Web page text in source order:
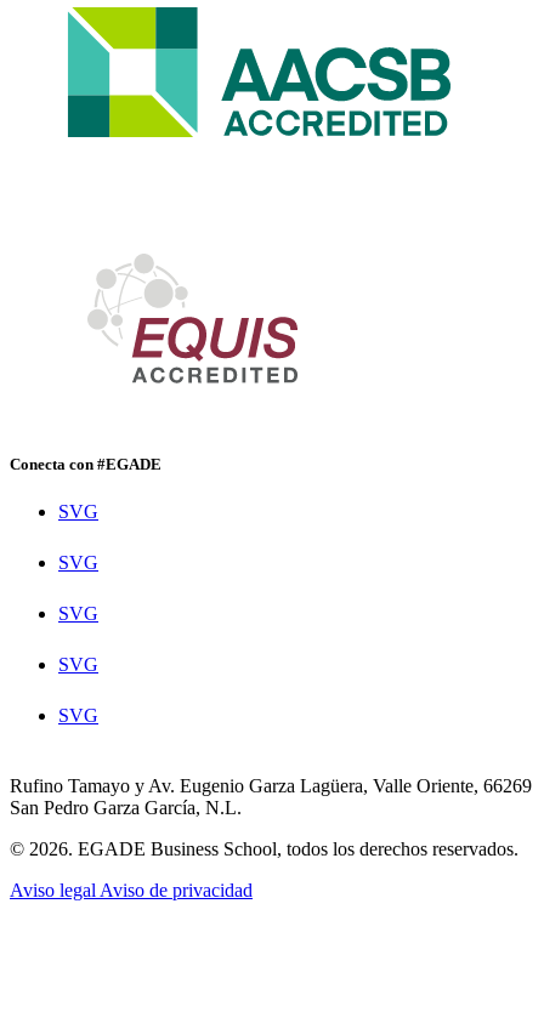
Conecta con #EGADE
SVG
SVG
SVG
SVG
SVG
Rufino Tamayo y Av. Eugenio Garza Lagüera, Valle Oriente, 66269
San Pedro Garza García, N.L.
© 2026. EGADE Business School, todos los derechos reservados.
Aviso legal Aviso de privacidad